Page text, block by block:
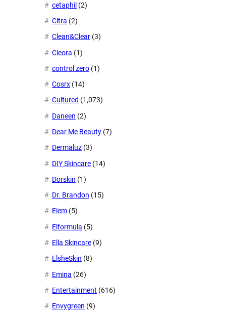
cetaphil (2)
Citra (2)
Clean&Clear (3)
Cleora (1)
control zero (1)
Cosrx (14)
Cultured (1,073)
Daneen (2)
Dear Me Beauty (7)
Dermaluz (3)
DIY Skincare (14)
Dorskin (1)
Dr. Brandon (15)
Eiem (5)
Elformula (5)
Ella Skincare (9)
ElsheSkin (8)
Emina (26)
Entertainment (616)
Envygreen (9)